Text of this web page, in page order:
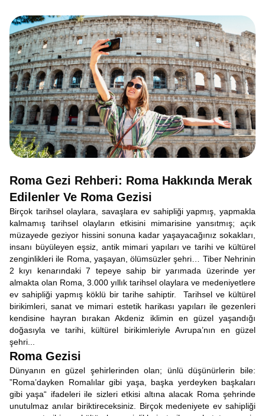
Roma Gezi Rehberi: Roma Hakkında Merak
Edilenler Ve Roma Gezisi
Birçok tarihsel olaylara, savaşlara ev sahipliği yapmış, yapmakla
kalmamış tarihsel olayların etkisini mimarisine yansıtmış; açık
müzayede geziyor hissini sonuna kadar yaşayacağınız sokakları,
insanı büyüleyen eşsiz, antik mimari yapıları ve tarihi ve kültürel
zenginlikleri ile Roma, yaşayan, ölümsüzler şehri… Tiber Nehrinin
2 kıyı kenarındaki 7 tepeye sahip bir yarımada üzerinde yer
almakta olan Roma, 3.000 yıllık tarihsel olaylara ve medeniyetlere
ev sahipliği yapmış köklü bir tarihe sahiptir. Tarihsel ve kültürel
birikimleri, sanat ve mimari estetik harikası yapıları ile gezenleri
kendisine hayran bırakan Akdeniz iklimin en güzel yaşandığı
doğasıyla ve tarihi, kültürel birikimleriyle Avrupa’nın en güzel
şehri...
Roma Gezisi
Dünyanın en güzel şehirlerinden olan; ünlü düşünürlerin bile:
”Roma’dayken Romalılar gibi yaşa, başka yerdeyken başkaları
gibi yaşa“ ifadeleri ile sizleri etkisi altına alacak Roma şehrinde
unutulmaz anılar biriktireceksiniz. Birçok medeniyete ev sahipliği